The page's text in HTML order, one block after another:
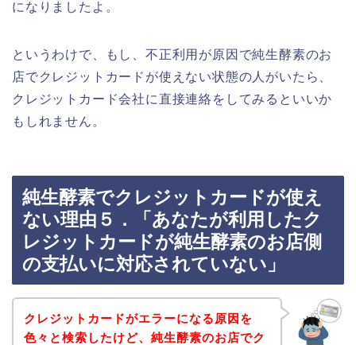
になりましたよ。
というわけで、もし、不正利用が原因で純生酵素のお
店でクレジットカードが使えない状態の人がいたら、
クレジットカード会社に直接連絡をしてみるといいか
もしれません。
純生酵素でクレジットカードが使え
ない理由５．「あなたが利用したク
レジットカードが純生酵素のお店側
の支払いに対応されていない」
クレジットカードがエラーになる原因を
色々と検索したけど、純生酵素のお店でク